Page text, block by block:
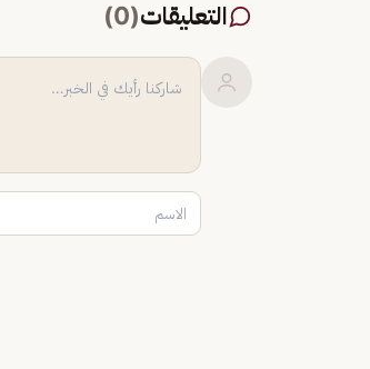
التعليقات(
0
)